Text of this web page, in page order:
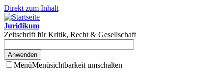
Direkt zum Inhalt
Juridikum
Zeitschrift für Kritik, Recht & Gesellschaft
MenüMenüsichtbarkeit umschalten